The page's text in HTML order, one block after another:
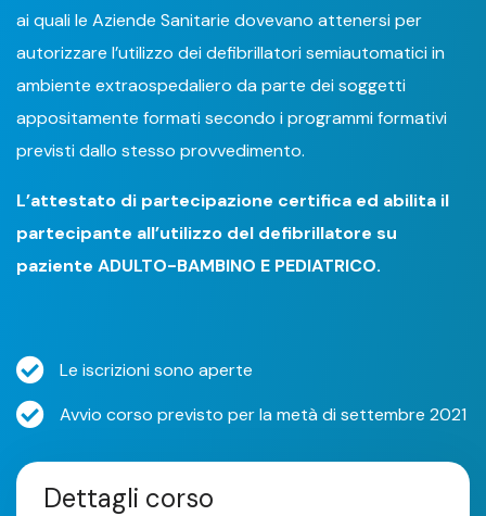
ai quali le Aziende Sanitarie dovevano attenersi per
autorizzare l’utilizzo dei defibrillatori semiautomatici in
ambiente extraospedaliero da parte dei soggetti
appositamente formati secondo i programmi formativi
previsti dallo stesso provvedimento.
L’attestato di partecipazione certifica ed abilita il
partecipante all’utilizzo del defibrillatore su
paziente ADULTO-BAMBINO E PEDIATRICO.
Le iscrizioni sono aperte
Avvio corso previsto per la metà di settembre 2021
Dettagli corso